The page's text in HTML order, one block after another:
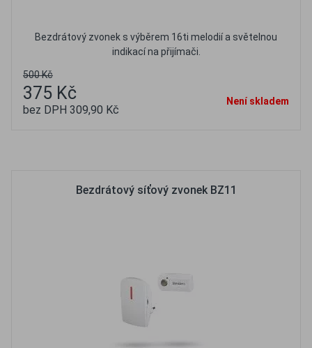
Bezdrátový zvonek s výběrem 16ti melodií a světelnou
indikací na přijímači.
500 Kč
375 Kč
bez DPH 309,90 Kč
Není skladem
Bezdrátový síťový zvonek BZ11